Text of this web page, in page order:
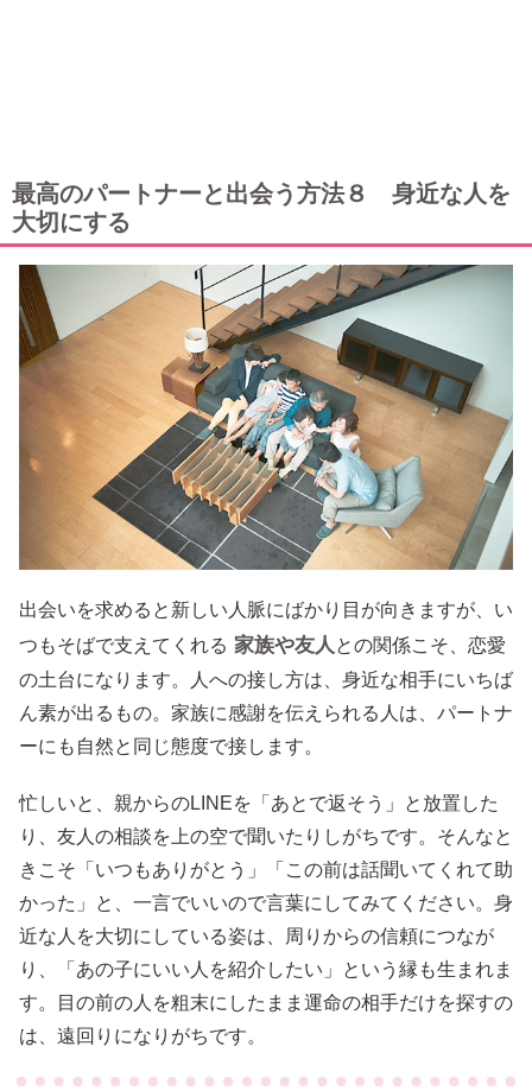
最高のパートナーと出会う方法８ 身近な人を
大切にする
出会いを求めると新しい人脈にばかり目が向きますが、い
つもそばで支えてくれる 家族や友人 との関係こそ、恋愛
の土台になります。人への接し方は、身近な相手にいちば
ん素が出るもの。家族に感謝を伝えられる人は、パートナ
ーにも自然と同じ態度で接します。
忙しいと、親からのLINEを「あとで返そう」と放置した
り、友人の相談を上の空で聞いたりしがちです。そんなと
きこそ「いつもありがとう」「この前は話聞いてくれて助
かった」と、一言でいいので言葉にしてみてください。身
近な人を大切にしている姿は、周りからの信頼につなが
り、「あの子にいい人を紹介したい」という縁も生まれま
す。目の前の人を粗末にしたまま運命の相手だけを探すの
は、遠回りになりがちです。